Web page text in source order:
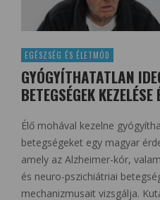
EGÉSZSÉG ÉS ÉLETMÓD
GYÓGYÍTHATATLAN
BETEGSÉGEK
Élő mohával kezelne
betegségeket egy magyar
amely az Alzheimer-kór,
és neuro-pszichiátriai
mechanizmusait vizsgálja.